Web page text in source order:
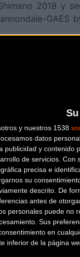
y nuestros 1538
datos
publicidad y contenido
de servicios. Con
precisa e
su
descrito. De
antes de
personales puede no
Sus
en
inferior de la página
2018 y
la alemana
y Rocío del
Ajram-Rotor),
de
Sandra
Race
también
de Ultra
olímpica Dori